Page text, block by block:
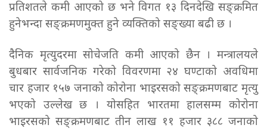
प्रतिशतले कमी आएको छ भने विगत १३ दिनदेखि सङ्क्रमित
हुनेभन्दा सङ्क्रमणमुक्त हुने व्यक्तिको सङ्ख्या बढी छ ।
दैनिक मृत्युदरमा सोचेजति कमी आएको छैन । मन्त्रालयले
बुधबार सार्वजनिक गरेको विवरणमा २४ घण्टाको अवधिमा
चार हजार १५७ जनाको कोरोना भाइरसको सङ्क्रमणबाट मृत्यु
भएको उल्लेख छ । योसहित भारतमा हालसम्म कोरोना
भाइरसको सङ्क्रमणबाट तीन लाख ११ हजार ३८८ जनाको